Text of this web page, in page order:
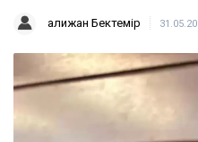
Қалижан Бектемір